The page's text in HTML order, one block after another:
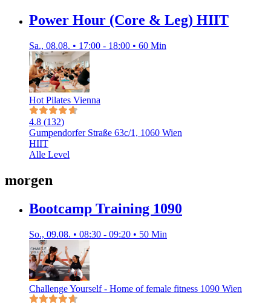
Power Hour (Core & Leg) HIIT
Sa., 08.08. • 17:00 - 18:00 • 60 Min
Hot Pilates Vienna
4.8 (132)
Gumpendorfer Straße 63c/1, 1060 Wien
HIIT
Alle Level
morgen
Bootcamp Training 1090
So., 09.08. • 08:30 - 09:20 • 50 Min
Challenge Yourself - Home of female fitness 1090 Wien